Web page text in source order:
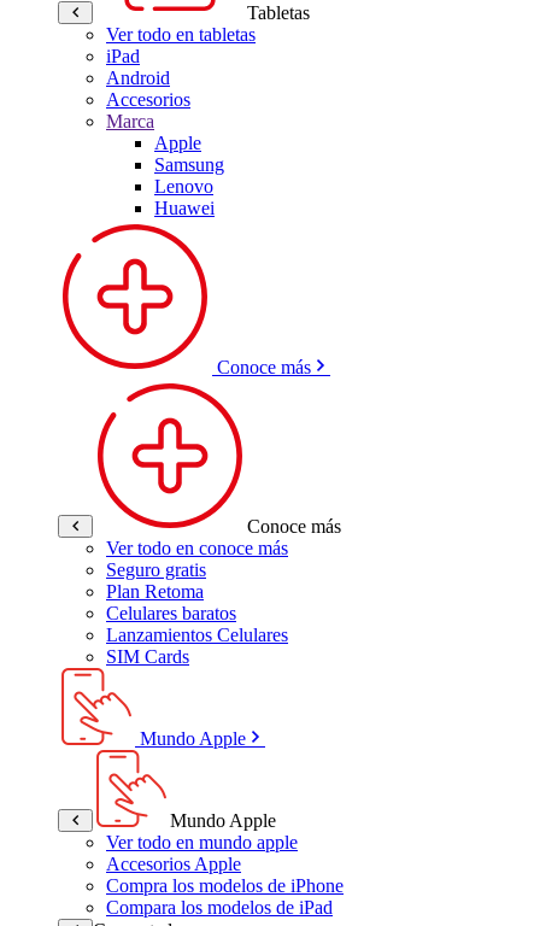
Tabletas
Ver todo en tabletas
iPad
Android
Accesorios
Marca
Apple
Samsung
Lenovo
Huawei
Conoce más
Conoce más
Ver todo en conoce más
Seguro gratis
Plan Retoma
Celulares baratos
Lanzamientos Celulares
SIM Cards
Mundo Apple
Mundo Apple
Ver todo en mundo apple
Accesorios Apple
Compra los modelos de iPhone
Compara los modelos de iPad